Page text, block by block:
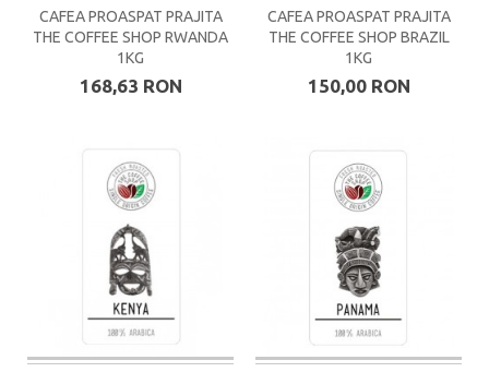
CAFEA PROASPAT PRAJITA
THE COFFEE SHOP RWANDA
1KG
168,63 RON
CAFEA PROASPAT PRAJITA
THE COFFEE SHOP BRAZIL
1KG
150,00 RON